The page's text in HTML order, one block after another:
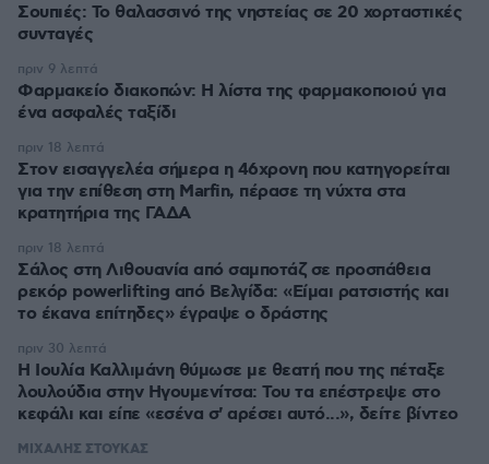
Σουπιές: Το θαλασσινό της νηστείας σε 20 χορταστικές
συνταγές
Φαρμακείο διακοπών: Η λίστα της φαρμακοποιού για
ένα ασφαλές ταξίδι
πριν 9 λεπτά
Στον εισαγγελέα σήμερα η 46χρονη που κατηγορείται
για την επίθεση στη Marfin, πέρασε τη νύχτα στα
κρατητήρια της ΓΑΔΑ
πριν 18 λεπτά
Σάλος στη Λιθουανία από σαμποτάζ σε προσπάθεια
ρεκόρ powerlifting από Βελγίδα: «Είμαι ρατσιστής και
το έκανα επίτηδες» έγραψε ο δράστης
πριν 18 λεπτά
Η Ιουλία Καλλιμάνη θύμωσε με θεατή που της πέταξε
λουλούδια στην Ηγουμενίτσα: Του τα επέστρεψε στο
κεφάλι και είπε «εσένα σ' αρέσει αυτό...», δείτε βίντεο
πριν 30 λεπτά
ΜΙΧΑΛΗΣ ΣΤΟΥΚΑΣ